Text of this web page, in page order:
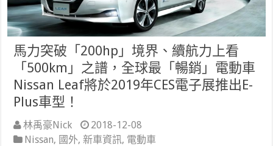
馬力突破「200hp」境界、續航力上看
「500km」之譜，全球最「暢銷」電動車
Nissan Leaf將於2019年CES電子展推出E-
Plus車型！
林禹豪Nick
2018-12-08
Nissan, 國外,新車資訊, 電動車